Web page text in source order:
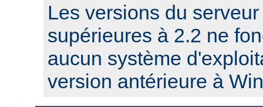
Les versions du
supérieures à 2.2 ne
aucun système
version antérieure à